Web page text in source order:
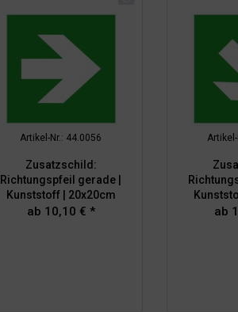
Artikel-Nr.: 44.0056
Zusatzschild:
Richtungspfeil gerade |
Kunststoff | 20x20cm
ab 10,10 € * ab